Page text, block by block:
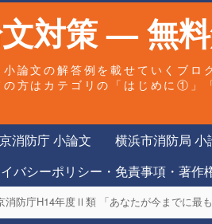
対策 — 無
論文の解答例を載せていくブ
方はカテゴリの「はじめに①」
消防庁 小論文 横浜市消防局 小
バシーポリシー・免責事項・著作
防庁H14年度Ⅱ類 「あなたが今までに最も努力してきたこと